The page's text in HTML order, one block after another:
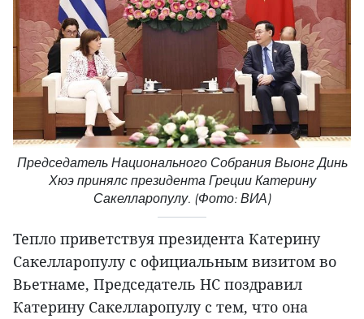
Председатель Национального Собрания Выонг Динь
Хюэ принялс президента Греции Катерину
Сакелларопулу. (Фото: ВИА)
Тепло приветствуя президента Катерину
Сакелларопулу с официальным визитом во
Вьетнаме, Председатель НС поздравил
Катерину Сакелларопулу с тем, что она